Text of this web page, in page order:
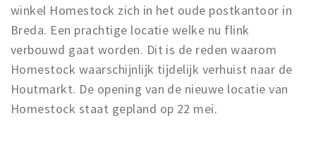
winkel Homestock zich in het oude postkantoor in
Breda. Een prachtige locatie welke nu flink
verbouwd gaat worden. Dit is de reden waarom
Homestock waarschijnlijk tijdelijk verhuist naar de
Houtmarkt. De opening van de nieuwe locatie van
Homestock staat gepland op 22 mei.